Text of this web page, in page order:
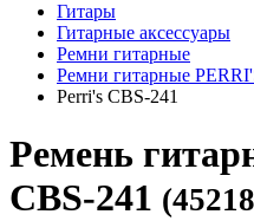
Гитары
Гитарные аксессуары
Ремни гитарные
Ремни гитарные
Perri's CBS-241
Ремень
CBS-241